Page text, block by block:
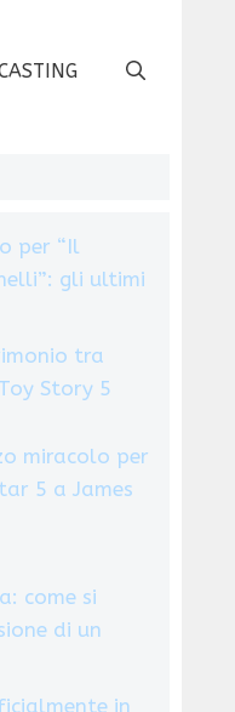
per “Il
gli ultimi
tra
Story 5
miracolo per
5 a James
come si
di un
in